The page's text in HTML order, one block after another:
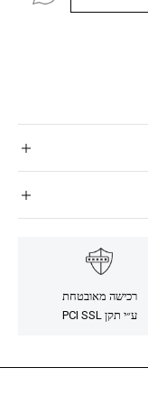
רכישה מאובטחת
ע״י תקן PCI SSL